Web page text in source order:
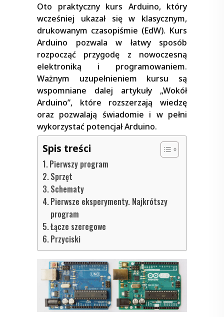
Oto praktyczny kurs Arduino, który
wcześniej ukazał się w klasycznym,
drukowanym czasopiśmie (EdW). Kurs
Arduino pozwala w łatwy sposób
rozpocząć przygodę z nowoczesną
elektroniką i programowaniem.
Ważnym uzupełnieniem kursu są
wspomniane dalej artykuły „Wokół
Arduino”, które rozszerzają wiedzę
oraz pozwalają świadomie i w pełni
wykorzystać potencjał Arduino.
Spis treści
Pierwszy program
Sprzęt
Schematy
Pierwsze eksperymenty. Najkrótszy
program
Łącze szeregowe
Przyciski